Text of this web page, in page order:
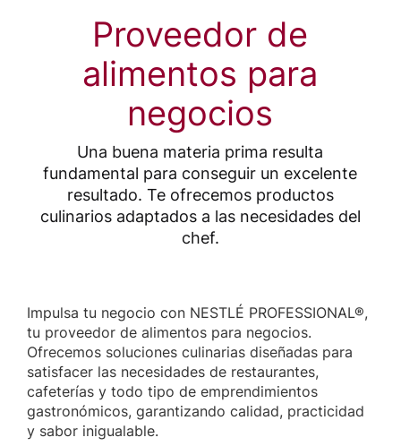
Proveedor de
alimentos para
negocios
Una buena materia prima resulta
fundamental para conseguir un excelente
resultado. Te ofrecemos productos
culinarios adaptados a las necesidades del
chef.
Impulsa tu negocio con NESTLÉ PROFESSIONAL®,
tu proveedor de alimentos para negocios.
Ofrecemos soluciones culinarias diseñadas para
satisfacer las necesidades de restaurantes,
cafeterías y todo tipo de emprendimientos
gastronómicos, garantizando calidad, practicidad
y sabor inigualable.